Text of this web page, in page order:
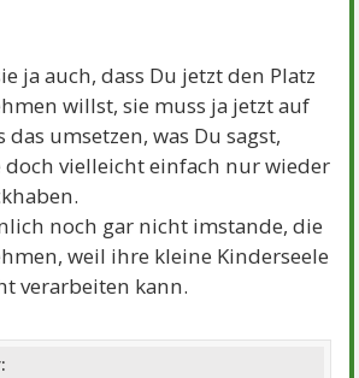
ja auch, dass Du jetzt den Platz
willst, sie muss ja jetzt auf
umsetzen, was Du sagst,
doch vielleicht einfach nur wieder
noch gar nicht imstande, die
weil ihre kleine Kinderseele
verarbeiten kann.